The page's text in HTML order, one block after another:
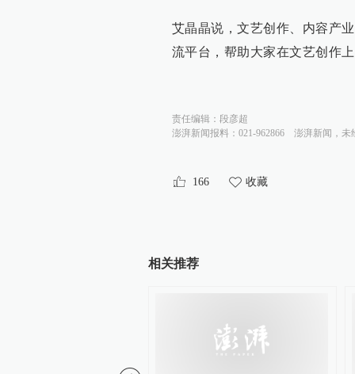
艾晶晶说，文艺创作、内容产
流平台，帮助大家在文艺创作
责任编辑： 段彦超
澎湃新闻报料：021-962866
澎湃新闻，未
166 收藏
相关推荐